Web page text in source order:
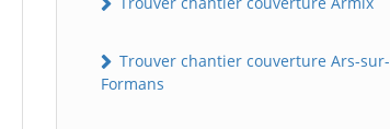
Trouver chantier couverture Ars-sur-
Formans